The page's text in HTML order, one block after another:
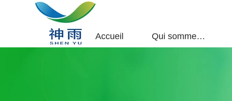
Accueil Qui sommes-nous